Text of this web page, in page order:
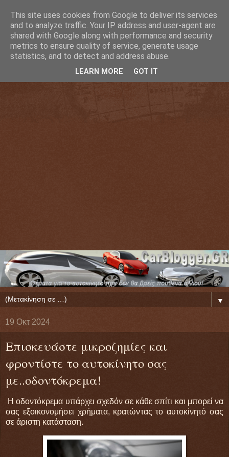
▼
19 Οκτ 2024
Επισκευάστε μικροζημίες και
φροντίστε το αυτοκίνητο σας
με..οδοντόκρεμα!
Η οδοντόκρεμα υπάρχει σχεδόν σε κάθε σπίτι και μπορεί να
σας εξοικονομήσει χρήματα, κρατώντας το αυτοκίνητό σας
σε άριστη κατάσταση.
This site uses cookies from Google to deliver its services
and to analyze traffic. Your IP address and user-agent are
shared with Google along with performance and security
metrics to ensure quality of service, generate usage
statistics, and to detect and address abuse.
LEARN MORE GOT IT